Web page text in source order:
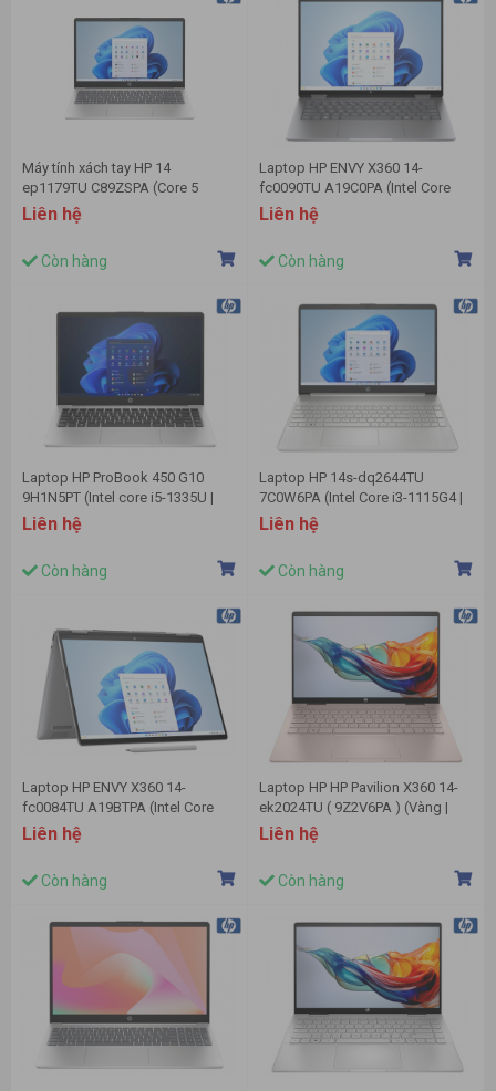
Máy tính xách tay HP 14
ep1179TU C89ZSPA (Core 5
120U/ 16GB/ 512GB SSD/ 14 inch
FHD/ Win11/ Silver)
Liên hệ
Còn hàng
Laptop HP ENVY X360 14-
fc0090TU A19C0PA (Intel Core
Ultra 7 155U | 16GB | 512GB | 14
inch 3K OLED | Cảm ứng | Win 11 |
Liên hệ
Còn hàng
Laptop HP ProBook 450 G10
9H1N5PT (Intel core i5-1335U |
16GB | 512GB | 15.6 inch FHD |
Intel UHD Graphics | Win 11 |
Liên hệ
Còn hàng
Laptop HP 14s-dq2644TU
7C0W6PA (Intel Core i3-1115G4 |
8GB | 256GB | Intel UHD | 14 inch
FHD | Win 11 | Bạc)
Liên hệ
Còn hàng
Laptop HP ENVY X360 14-
fc0084TU A19BTPA (Intel Core
Ultra 7 155U | 32GB | 1TB | 14 inch
2.8K | Win 11 | Bạc)
Liên hệ
Còn hàng
Laptop HP HP Pavilion X360 14-
ek2024TU ( 9Z2V6PA ) (Vàng |
Intel Core 5 120U | Ram 16GB |
512GSSD | Intel | 14 inch FHD
Home | 1Yr)
Liên hệ
Còn hàng